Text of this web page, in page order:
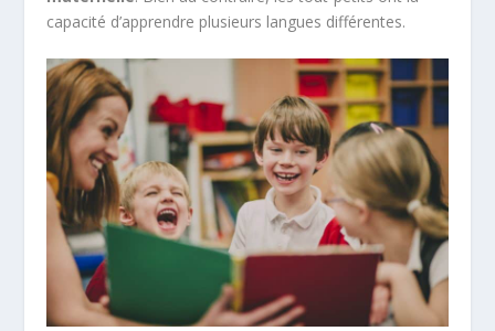
capacité d’apprendre plusieurs langues différentes.